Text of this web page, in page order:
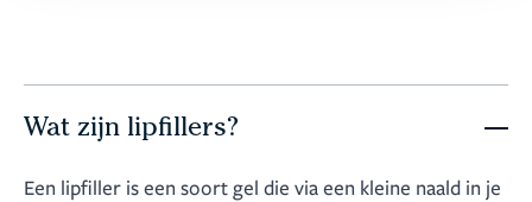
Wat zijn lipfillers?
Een lipfiller is een soort gel die via een kleine naald in je